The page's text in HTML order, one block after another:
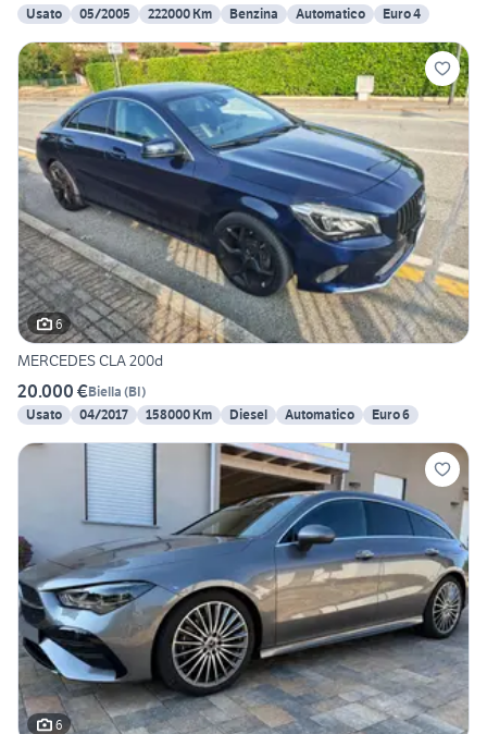
Usato
05/2005 222000 Km Benzina Automatico Euro 4
6
MERCEDES CLA 200d
20.000 €Biella (BI)
Usato
04/2017 158000 Km Diesel Automatico Euro 6
6